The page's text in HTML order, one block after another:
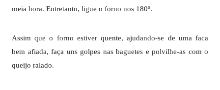
meia hora. Entretanto, ligue o forno nos 180º.
Assim que o forno estiver quente, ajudando-se de uma faca
bem afiada, faça uns golpes nas baguetes e polvilhe-as com o
queijo ralado.